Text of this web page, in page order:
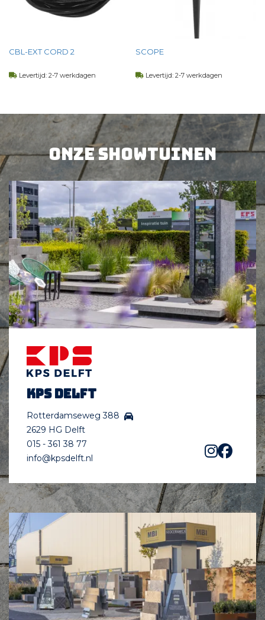
CBL-EXT CORD 2
Levertijd: 2-7 werkdagen
BEKIJK PRODUCT
SCOPE
Levertijd: 2-7 werkdagen
BEKIJK PRODUCT
Onze showtuinen
KPS Delft
Rotterdamseweg 388
2629 HG Delft
015 - 361 38 77
info@kpsdelft.nl